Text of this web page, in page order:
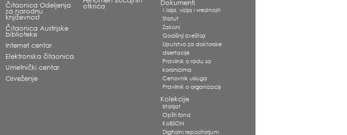
Čitaonica Odeljenja
za narodnu
književnost
Čitaonica Austrijske
biblioteke
Internet centar
Elektronska čitaonica
Umetnički centar
Osveženje
otkrića Dokumenti
Misija, vizija i vrednosti
Statut
Zakoni
Godišnji izveštaji
Uputstvo za doktorske
disertacije
Pravilnik o radu sa
korisnicima
Cenovnik usluga
Pravilnik o organizaciji
Kolekcije
Istorijat
Opšti fond
KoBSON
Digitalni repozitorijum